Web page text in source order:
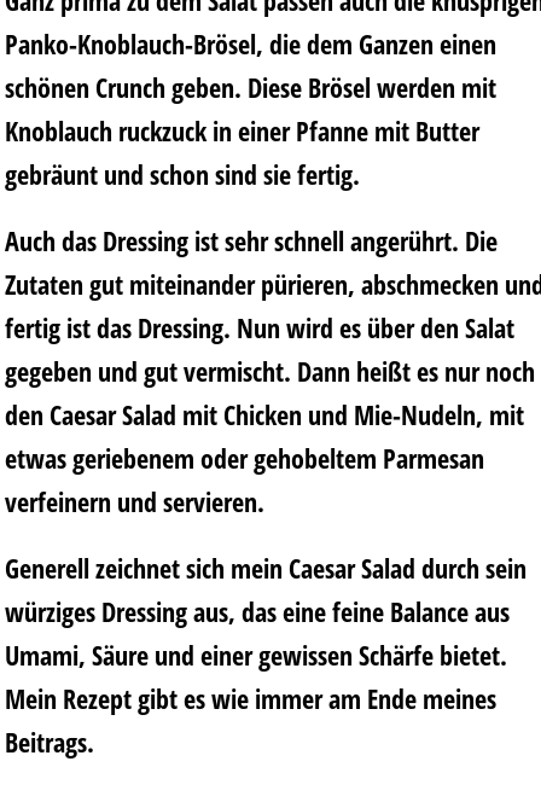
Panko-Knoblauch-Brösel, die dem Ganzen einen
schönen Crunch geben. Diese Brösel werden mit
Knoblauch ruckzuck in einer Pfanne mit Butter
gebräunt und schon sind sie fertig.
Auch das Dressing ist sehr schnell angerührt. Die
Zutaten gut miteinander pürieren, abschmecken
fertig ist das Dressing. Nun wird es über den Salat
gegeben und gut vermischt. Dann heißt es nur noch
den Caesar Salad mit Chicken und Mie-Nudeln, mit
etwas geriebenem oder gehobeltem Parmesan
verfeinern und servieren.
Generell zeichnet sich mein Caesar Salad durch sein
würziges Dressing aus, das eine feine Balance aus
Umami, Säure und einer gewissen Schärfe bietet.
Mein Rezept gibt es wie immer am Ende meines
Beitrags.